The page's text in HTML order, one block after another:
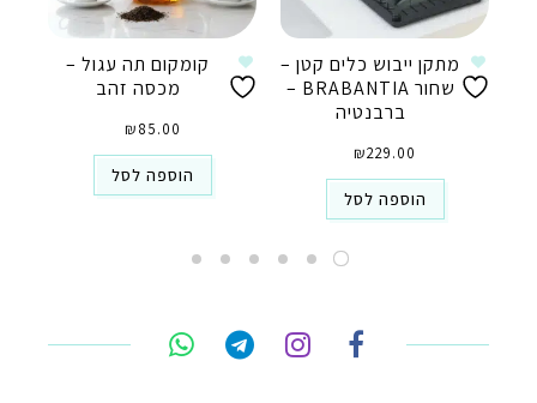
מתקן ייבוש כלים קטן –
שחור BRABANTIA –
ברבנטיה
₪229.00
הוספה לסל
קומקום תה עגול –
מכסה זהב
₪85.00
הוספה לסל